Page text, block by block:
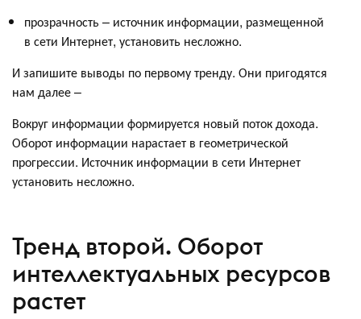
прозрачность – источник информации, размещенной
в сети Интернет, установить несложно.
И запишите выводы по первому тренду. Они пригодятся
нам далее –
Вокруг информации формируется новый поток дохода.
Оборот информации нарастает в геометрической
прогрессии. Источник информации в сети Интернет
установить несложно.
Тренд второй. Оборот
интеллектуальных ресурсов
растет